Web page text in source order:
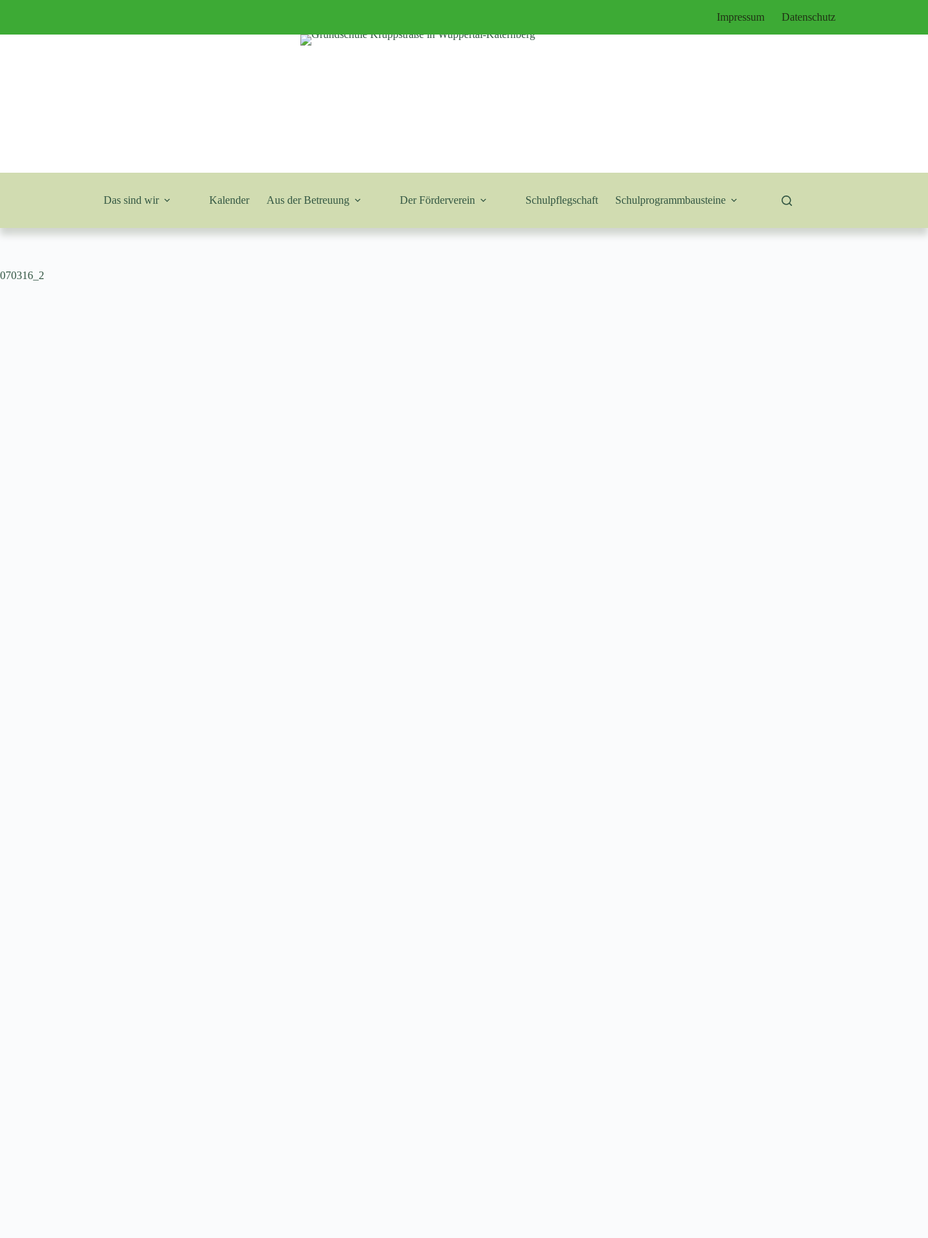
Impressum Datenschutz
Das sind wir Kalender Aus der Betreuung Der Förderverein Schulpflegschaft Schulprogrammbausteine
070316_2